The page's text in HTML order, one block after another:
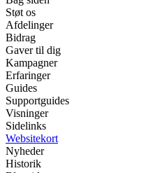
Støt os
Afdelinger
Bidrag
Gaver til dig
Kampagner
Erfaringer
Guides
Supportguides
Visninger
Sidelinks
Websitekort
Nyheder
Historik